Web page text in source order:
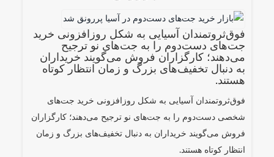
فوق‌ثروتمندان آسیایی به شکل روزافزونی خرید
جت‌های دست‌دوم را به جت‌های نو ترجیح
می‌دهند؛ کارگزاران فروش می‌گویند خریداران
به دنبال تخفیف‌های بزرگ و زمان انتظار کوتاه‌
هستند.
فوق‌ثروتمندان آسیایی به شکل روزافزونی خرید جت‌های
شخصی دست‌دوم را به جت‌های نو ترجیح می‌دهند؛ کارگزاران
فروش می‌گویند خریداران به دنبال تخفیف‌های بزرگ و زمان
انتظار کوتاه‌ هستند.